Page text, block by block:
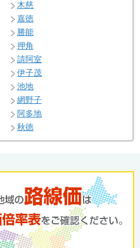
木慈
嘉徳
勝能
押角
請阿室
伊子茂
池地
網野子
阿多地
秋徳